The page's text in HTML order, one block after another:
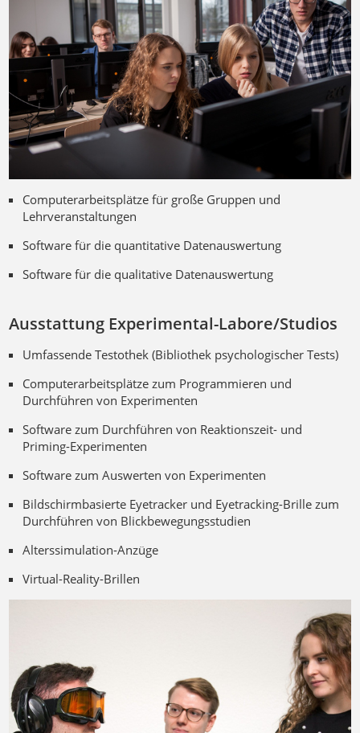
Computerarbeitsplätze für große Gruppen und
Lehrveranstaltungen
Software für die quantitative Datenauswertung
Software für die qualitative Datenauswertung
Ausstattung Experimental-Labore/Studios
Umfassende Testothek (Bibliothek psychologischer Tests)
Computerarbeitsplätze zum Programmieren und
Durchführen von Experimenten
Software zum Durchführen von Reaktionszeit- und
Priming-Experimenten
Software zum Auswerten von Experimenten
Bildschirmbasierte Eyetracker und Eyetracking-Brille zum
Durchführen von Blickbewegungsstudien
Alterssimulation-Anzüge
Virtual-Reality-Brillen